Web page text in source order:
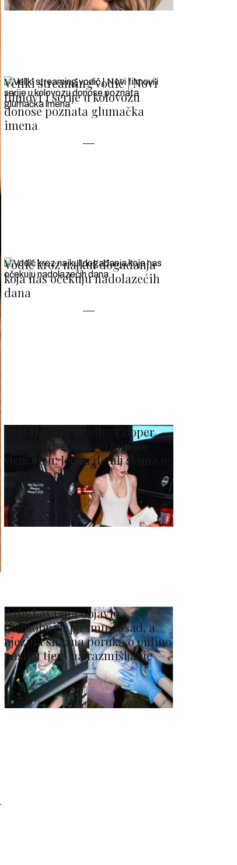
Veliki streaming vodič | Novi
filmovi i serije u kolovozu
donose poznata glumačka
imena
Vodič kroz najkul događanja
koja nas očekuju nadolazećih
dana
Gigi Hadid i Bradley Cooper
potaknuli glasine o tajnom
vjenčanju: Jedan detalj svima je
zapeo za oko
Baby Lasagna objavio
najosobniju pjesmu dosad, a
njezina snažna poruka o online
nasilju tjera na razmišljanje